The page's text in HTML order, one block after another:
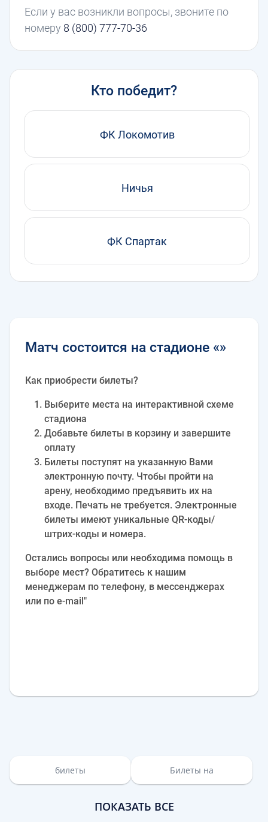
Если у вас возникли вопросы, звоните по
номеру 8 (800) 777-70-36
Кто победит?
ФК Локомотив
Ничья
ФК Спартак
Матч состоится на стадионе «»
Как приобрести билеты?
Выберите места на интерактивной схеме
стадиона
Добавьте билеты в корзину и завершите
оплату
Билеты поступят на указанную Вами
электронную почту. Чтобы пройти на
арену, необходимо предъявить их на
входе. Печать не требуется. Электронные
билеты имеют уникальные QR-коды/
штрих-коды и номера.
Остались вопросы или необходима помощь в
выборе мест? Обратитесь к нашим
менеджерам по телефону, в мессенджерах
или по e‑mail"
билеты Билеты на
ПОКАЗАТЬ ВСЕ